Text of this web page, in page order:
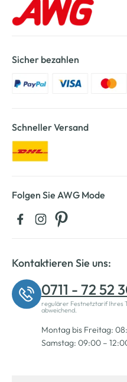
Sicher bezahlen
Schneller Versand
Folgen Sie AWG Mode
Kontaktieren Sie uns:
0711 - 72 52
regulärer Festnetztarif Ihres
abweichend.
Montag bis Freitag:
Samstag: 09:00 –